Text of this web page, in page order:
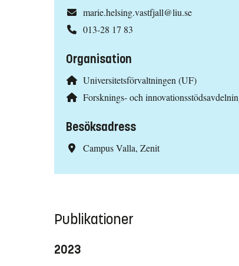
marie.helsing.vastfjall@liu.se
013-28 17 83
Organisation
Universitetsförvaltningen (UF)
Forsknings- och
Besöksadress
Campus Valla, Zenit
Publikationer
2023